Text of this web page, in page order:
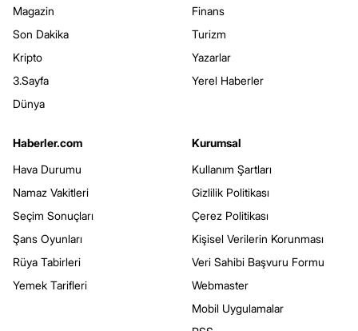
Magazin
Son Dakika
Kripto
3.Sayfa
Dünya
Finans
Turizm
Yazarlar
Yerel Haberler
Haberler.com
Hava Durumu
Namaz Vakitleri
Seçim Sonuçları
Şans Oyunları
Rüya Tabirleri
Yemek Tarifleri
Kurumsal
Kullanım Şartları
Gizlilik Politikası
Çerez Politikası
Kişisel Verilerin Korunması
Veri Sahibi Başvuru Formu
Webmaster
Mobil Uygulamalar